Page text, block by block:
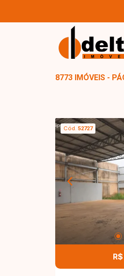
8773 IMÓVEIS -
Cód. 52727